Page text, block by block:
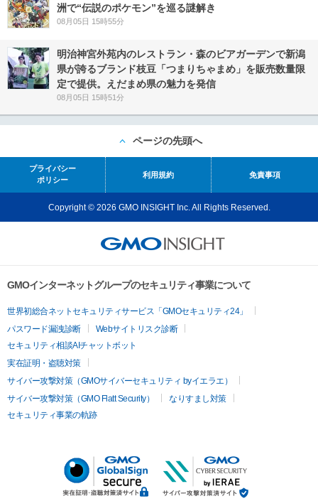
洲で“伝説のポケモン”を巡る謎解き
08月05日 15時55分
明治神宮外苑内のレストラン・森のビアガーデンで新潟
県が誇るブランド枝豆「つまりちゃまめ」を販売数量限
定で提供。えだまめ県の魅力を発信
08月05日 15時51分
ページの先頭へ
プライバシー
ポリシー
利用規約 免責事項
Copyright © 2026 GMO INSIGHT Inc. All Rights Reserved.
GMOインターネットグループのセキュリティ事業について
世界初総合ネットセキュリティサービス「GMOセキュリティ24」
パスワード漏洩診断
Webサイトリスク診断
セキュリティ相談AIチャットボット
実在証明・盗聴対策
サイバー攻撃対策（GMOサイバーセキュリティ byイエラエ）
サイバー攻撃対策（GMO Flatt Security）
なりすまし対策
セキュリティ事業の軌跡